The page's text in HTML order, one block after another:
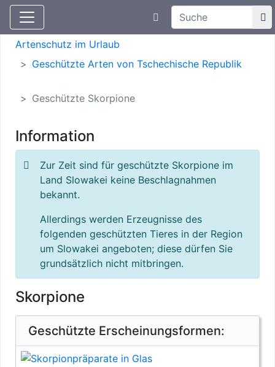
Aktuelle Meldungen
Suchtexteingabe
Artenschutz
Artenschutz im Urlaub
Geschützte Arten von Tschechische Republik
Geschützte Skorpione
Information
Zur Zeit sind für geschützte Skorpione im
Land Slowakei keine Beschlagnahmen
bekannt.
Allerdings werden Erzeugnisse des
folgenden geschützten Tieres in der Region
um Slowakei angeboten; diese dürfen Sie
grundsätzlich nicht mitbringen.
Skorpione
Geschützte Erscheinungsformen: